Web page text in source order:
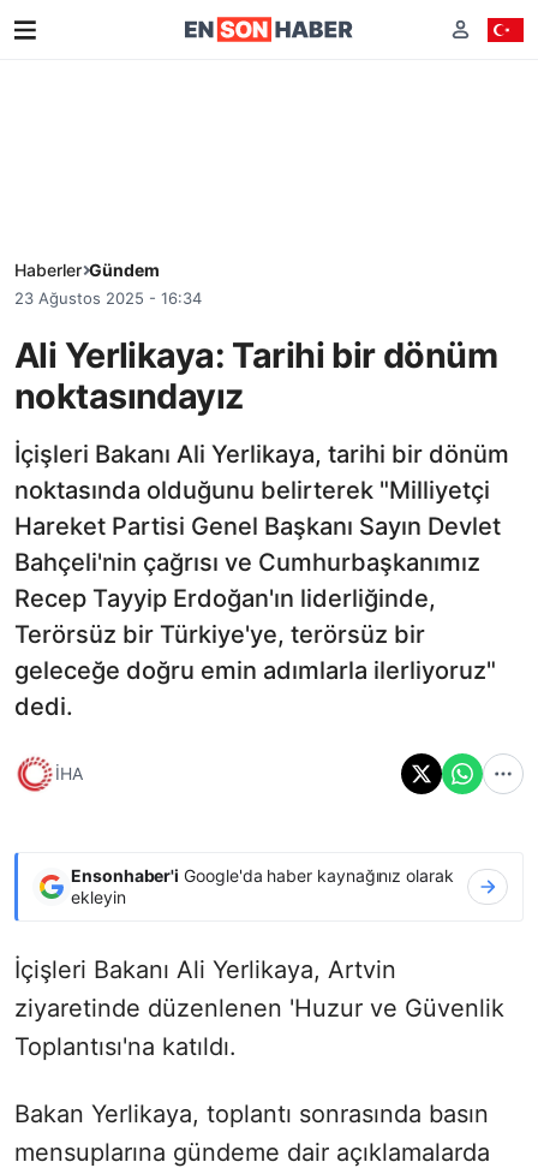
Haberler Gündem
23 Ağustos 2025 - 16:34
Ali Yerlikaya: Tarihi bir dönüm
noktasındayız
İçişleri Bakanı Ali Yerlikaya, tarihi bir dönüm
noktasında olduğunu belirterek "Milliyetçi
Hareket Partisi Genel Başkanı Sayın Devlet
Bahçeli'nin çağrısı ve Cumhurbaşkanımız
Recep Tayyip Erdoğan'ın liderliğinde,
Terörsüz bir Türkiye'ye, terörsüz bir
geleceğe doğru emin adımlarla ilerliyoruz"
dedi.
İHA
Ensonhaber'i Google'da haber kaynağınız olarak
ekleyin
İçişleri Bakanı Ali Yerlikaya, Artvin
ziyaretinde düzenlenen 'Huzur ve Güvenlik
Toplantısı'na katıldı.
Bakan Yerlikaya, toplantı sonrasında basın
mensuplarına gündeme dair açıklamalarda